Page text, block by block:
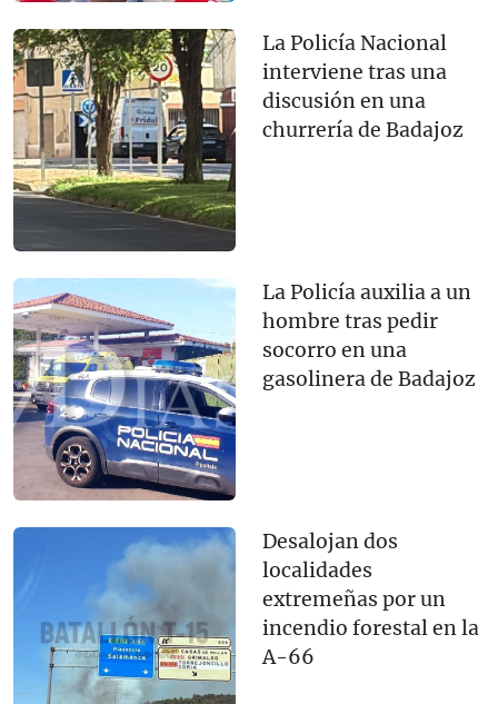
La Policía Nacional
interviene tras una
discusión en una
churrería de Badajoz
La Policía auxilia a un
hombre tras pedir
socorro en una
gasolinera de Badajoz
Desalojan dos
localidades
extremeñas por un
incendio forestal en la
A-66